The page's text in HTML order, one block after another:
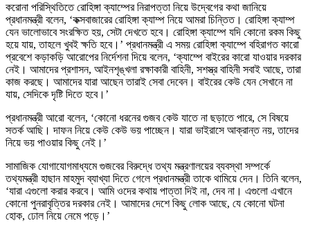
করোনা পরিস্থিতিতে রোহিঙ্গা ক্যাম্পের নিরাপত্তা নিয়ে উদ্বেগের কথা জানিয়ে
প্রধানমন্ত্রী বলেন, ‘কক্সবাজারের রোহিঙ্গা ক্যাম্প নিয়ে আমরা চিন্তিত। রোহিঙ্গা ক্যাম্প
যেন ভালোভাবে সংরক্ষিত হয়, সেটা দেখতে হবে। রোহিঙ্গা ক্যাম্পে যদি কোনো রকম কিছু
হয়ে যায়, তাহলে খুবই ক্ষতি হবে।’ প্রধানমন্ত্রী এ সময় রোহিঙ্গা ক্যাম্পে বহিরাগত কারো
প্রবেশে কড়াকড়ি আরোপের নির্দেশনা দিয়ে বলেন, ‘ক্যাম্পে বাইরের কারো যাওয়ার দরকার
নেই। আমাদের প্রশাসন, আইনশৃঙ্খলা রক্ষাকারী বাহিনী, সশস্ত্র বাহিনী সবাই আছে, তারা
কাজ করছে। আমাদের যারা আছেন তারাই সেবা দেবেন। বাইরের কেউ যেন সেখানে না
যায়, সেদিকে দৃষ্টি দিতে হবে।’
প্রধানমন্ত্রী আরো বলেন, ‘কোনো ধরনের গুজব কেউ যাতে না ছড়াতে পারে, সে বিষয়ে
সতর্ক আছি। দাফন নিয়ে কেউ কেউ ভয় পাচ্ছেন। যারা ভাইরাসে আক্রান্ত নয়, তাদের
নিয়ে ভয় পাওয়ার কিছু নেই।’
সামাজিক যোগাযোগমাধ্যমে গুজবের বিরুদ্ধে তথ্য মন্ত্রণালয়ের ব্যবস্থা সম্পর্কে
তথ্যমন্ত্রী হাছান মাহমুদ ব্যাখ্যা দিতে গেলে প্রধানমন্ত্রী তাকে থামিয়ে দেন। তিনি বলেন,
‘যারা এগুলো করার করবে। আমি ওদের কথায় পাত্তা দিই না, দেব না। এগুলো এখানে
কোনো পুনরাবৃত্তির দরকার নেই। আমাদের দেশে কিছু লোক আছে, যে কোনো ঘটনা
হোক, ঢোল নিয়ে নেমে পড়ে।’